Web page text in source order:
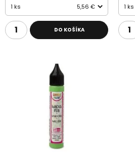
1 ks 5,56 €
DO KOŠÍKA
1 ks